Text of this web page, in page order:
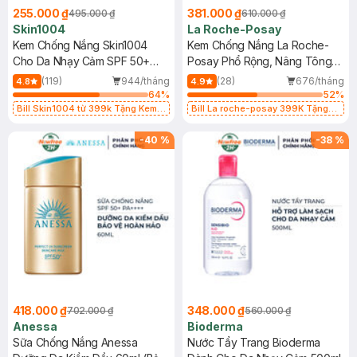
255.000 ₫495.000 ₫
Skin1004
Kem Chống Nắng Skin1004
Cho Da Nhạy Cảm SPF 50+
50ml
4.8 (119)
944/tháng
64%
Bill Skin1004 từ 399k Tặng Kem
SPF 50+ 20ml (SL Có Hạn)
381.000 ₫610.000 ₫
La Roche-Posay
Kem Chống Nắng La Roche-
Posay Phổ Rộng, Nâng Tông
Kiềm Dầu 50ml
4.9 (28)
676/tháng
52%
Bill La roche-posay 399K Tặng
(SL có hạn)
-40 %
418.000 ₫702.000 ₫
Anessa
Sữa Chống Nắng Anessa
-38 %
348.000 ₫560.000 ₫
Bioderma
Nước Tẩy Trang Bioderma